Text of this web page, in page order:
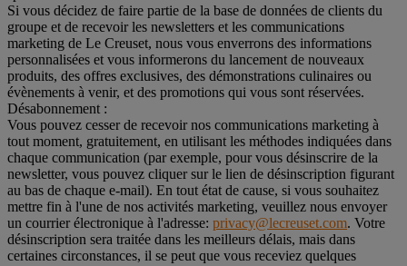
Si vous décidez de faire partie de la base de données de clients du
groupe et de recevoir les newsletters et les communications
marketing de Le Creuset, nous vous enverrons des informations
personnalisées et vous informerons du lancement de nouveaux
produits, des offres exclusives, des démonstrations culinaires ou
évènements à venir, et des promotions qui vous sont réservées.
Désabonnement :
Vous pouvez cesser de recevoir nos communications marketing à
tout moment, gratuitement, en utilisant les méthodes indiquées dans
chaque communication (par exemple, pour vous désinscrire de la
newsletter, vous pouvez cliquer sur le lien de désinscription figurant
au bas de chaque e-mail). En tout état de cause, si vous souhaitez
mettre fin à l'une de nos activités marketing, veuillez nous envoyer
un courrier électronique à l'adresse: privacy@lecreuset.com. Votre
désinscription sera traitée dans les meilleurs délais, mais dans
certaines circonstances, il se peut que vous receviez quelques